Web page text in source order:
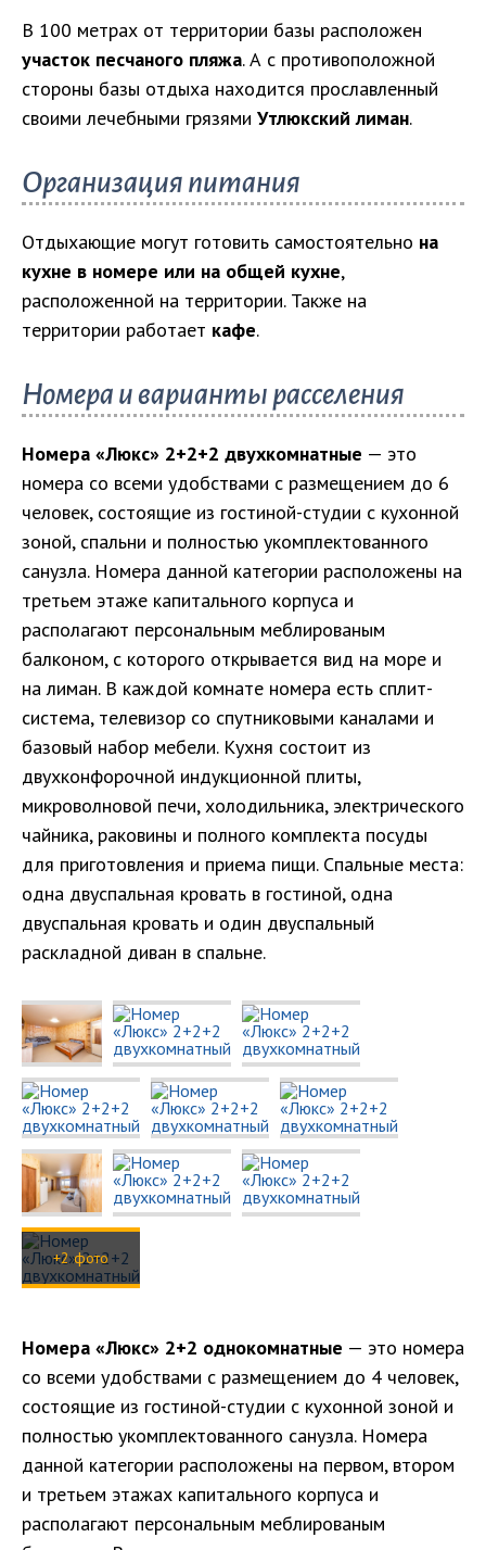
В 100 метрах от территории базы расположен
участок песчаного пляжа. А с противоположной
стороны базы отдыха находится прославленный
своими лечебными грязями Утлюкский лиман.
Организация питания
Отдыхающие могут готовить самостоятельно на
кухне в номере или на общей кухне,
расположенной на территории. Также на
территории работает кафе.
Номера и варианты расселения
Номера «Люкс» 2+2+2 двухкомнатные — это
номера со всеми удобствами с размещением до 6
человек, состоящие из гостиной-студии с кухонной
зоной, спальни и полностью укомплектованного
санузла. Номера данной категории расположены на
третьем этаже капитального корпуса и
располагают персональным меблированым
балконом, с которого открывается вид на море и
на лиман. В каждой комнате номера есть сплит-
система, телевизор со спутниковыми каналами и
базовый набор мебели. Кухня состоит из
двухконфорочной индукционной плиты,
микроволновой печи, холодильника, электрического
чайника, раковины и полного комплекта посуды
для приготовления и приема пищи. Спальные места:
одна двуспальная кровать в гостиной, одна
двуспальная кровать и один двуспальный
раскладной диван в спальне.
+2 фото
Номера «Люкс» 2+2 однокомнатные — это номера
со всеми удобствами с размещением до 4 человек,
состоящие из гостиной-студии с кухонной зоной и
полностью укомплектованного санузла. Номера
данной категории расположены на первом, втором
и третьем этажах капитального корпуса и
располагают персональным меблированым